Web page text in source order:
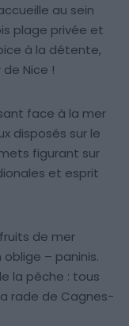
au sein
plage privée et
à la détente,
Nice !
face à la mer
disposés sur le
figurant sur
et esprit
de mer
– paninis.
la pêche : tous
rade de Cagnes-